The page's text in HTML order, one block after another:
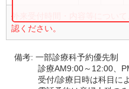
外来受付時間・内容等につい
認ください。
備考:一部診療科予約優先制
診療AM9:00～12:00、
受付/診療日時は科目に